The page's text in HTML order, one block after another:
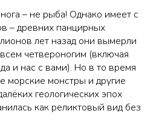
– не рыба! Однако имеет с
– древних панцирных
лет назад они вымерли
четвероногим (включая
и нас с вами). Но в то время
морские монстры и другие
геологических эпох
как реликтовый вид без